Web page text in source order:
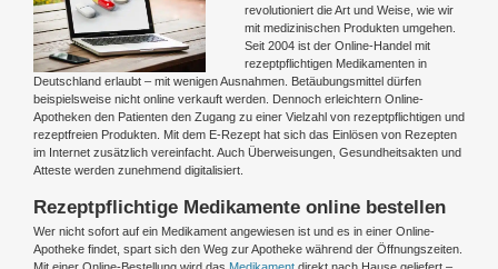
Bild
revolutioniert die Art und Weise, wie wir
mit medizinischen Produkten umgehen.
Seit 2004 ist der Online-Handel mit
rezeptpflichtigen Medikamenten in
Deutschland erlaubt – mit wenigen Ausnahmen. Betäubungsmittel dürfen
beispielsweise nicht online verkauft werden. Dennoch erleichtern Online-
Apotheken den Patienten den Zugang zu einer Vielzahl von rezeptpflichtigen und
rezeptfreien Produkten. Mit dem E-Rezept hat sich das Einlösen von Rezepten
im Internet zusätzlich vereinfacht. Auch Überweisungen, Gesundheitsakten und
Atteste werden zunehmend digitalisiert.
Rezeptpflichtige Medikamente online bestellen
Wer nicht sofort auf ein Medikament angewiesen ist und es in einer Online-
Apotheke findet, spart sich den Weg zur Apotheke während der Öffnungszeiten.